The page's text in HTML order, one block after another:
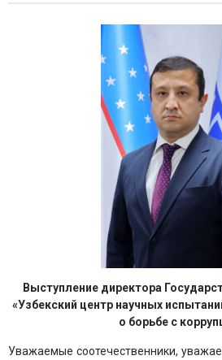
Выступление директора
«Узбекский центр научных
о борьбе с
Уважаемые соотечественники,